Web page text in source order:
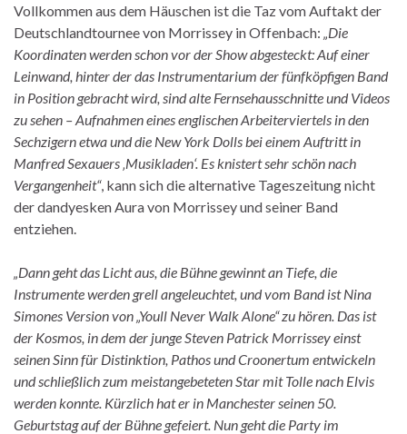
Vollkommen aus dem Häuschen ist die Taz vom Auftakt der
Deutschlandtournee von Morrissey in Offenbach: „Die
Koordinaten werden schon vor der Show abgesteckt: Auf einer
Leinwand, hinter der das Instrumentarium der fünfköpfigen Band
in Position gebracht wird, sind alte Fernsehausschnitte und Videos
zu sehen – Aufnahmen eines englischen Arbeiterviertels in den
Sechzigern etwa und die New York Dolls bei einem Auftritt in
Manfred Sexauers ‚Musikladen‘. Es knistert sehr schön nach
Vergangenheit“, kann sich die alternative Tageszeitung nicht
der dandyesken Aura von Morrissey und seiner Band
entziehen.
„Dann geht das Licht aus, die Bühne gewinnt an Tiefe, die
Instrumente werden grell angeleuchtet, und vom Band ist Nina
Simones Version von „Youll Never Walk Alone“ zu hören. Das ist
der Kosmos, in dem der junge Steven Patrick Morrissey einst
seinen Sinn für Distinktion, Pathos und Croonertum entwickeln
und schließlich zum meistangebeteten Star mit Tolle nach Elvis
werden konnte. Kürzlich hat er in Manchester seinen 50.
Geburtstag auf der Bühne gefeiert. Nun geht die Party im